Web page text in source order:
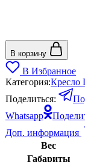
В корзину
В Избранное
Категория:Кресло
Поделиться:
Whatsapp
Доп. информация
Вес
Габариты